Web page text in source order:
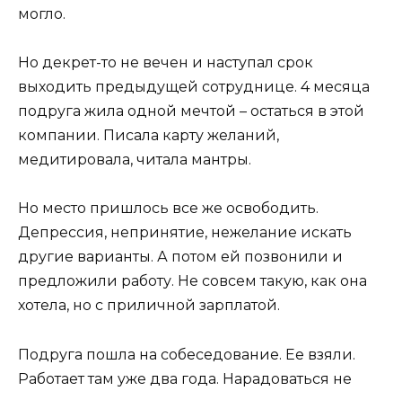
могло.
Но декрет-то не вечен и наступал срок
выходить предыдущей сотруднице. 4 месяца
подруга жила одной мечтой – остаться в этой
компании. Писала карту желаний,
медитировала, читала мантры.
Но место пришлось все же освободить.
Депрессия, непринятие, нежелание искать
другие варианты. А потом ей позвонили и
предложили работу. Не совсем такую, как она
хотела, но с приличной зарплатой.
Подруга пошла на собеседование. Ее взяли.
Работает там уже два года. Нарадоваться не